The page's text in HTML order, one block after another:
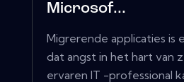
Microsof...
Migrerende applicaties is
dat angst in het hart van
ervaren IT -professional